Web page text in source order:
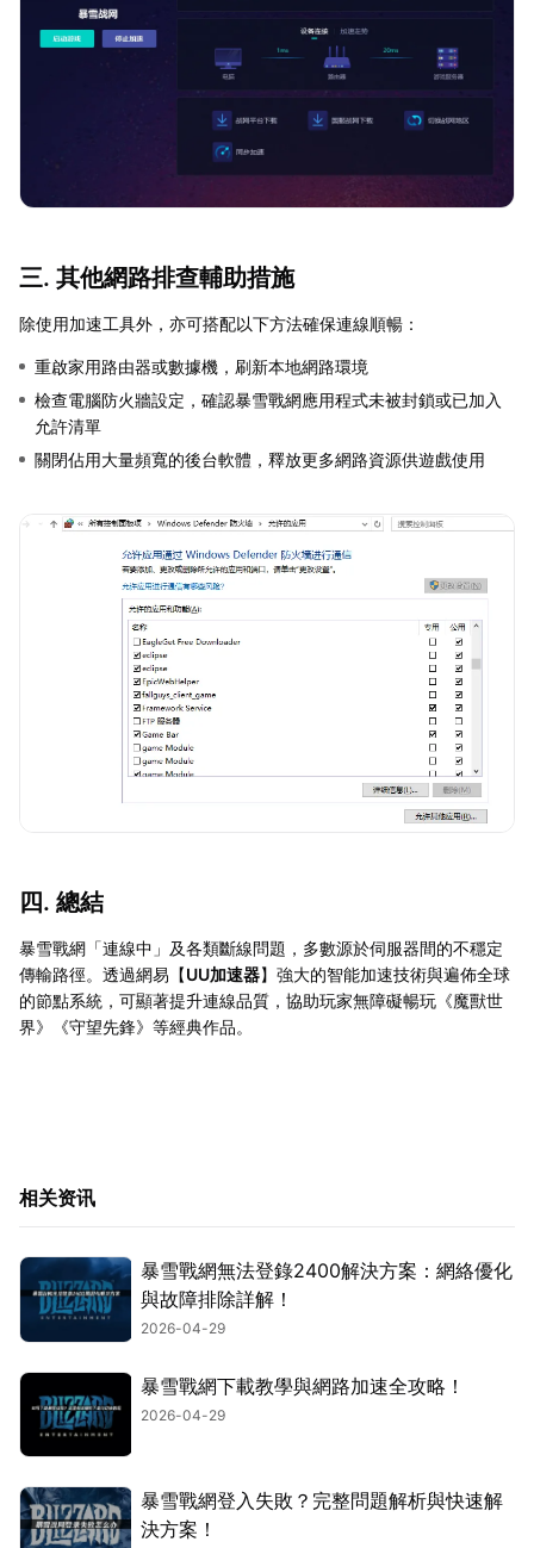
三. 其他網路排查輔助措施
除使用加速工具外，亦可搭配以下方法確保連線順暢：
重啟家用路由器或數據機，刷新本地網路環境
檢查電腦防火牆設定，確認暴雪戰網應用程式未被封鎖或已加入
允許清單
關閉佔用大量頻寬的後台軟體，釋放更多網路資源供遊戲使用
四. 總結
暴雪戰網「連線中」及各類斷線問題，多數源於伺服器間的不穩定
傳輸路徑。透過網易【UU加速器】強大的智能加速技術與遍佈全球
的節點系統，可顯著提升連線品質，協助玩家無障礙暢玩《魔獸世
界》《守望先鋒》等經典作品。
相关资讯
暴雪戰網無法登錄2400解決方案：網絡優化
與故障排除詳解！
2026-04-29
暴雪戰網下載教學與網路加速全攻略！
2026-04-29
暴雪戰網登入失敗？完整問題解析與快速解
決方案！